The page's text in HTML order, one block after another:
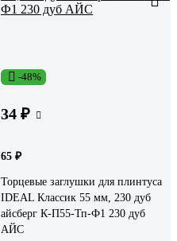
-48%
34 ₽
65 ₽
Торцевые заглушки для плинтуса
IDEAL Классик 55 мм, 230 дуб
айсберг К-П55-Тп-Ф1 230 дуб
АЙС